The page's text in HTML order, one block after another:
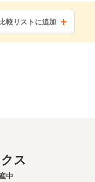
較リストに追加
ス
中